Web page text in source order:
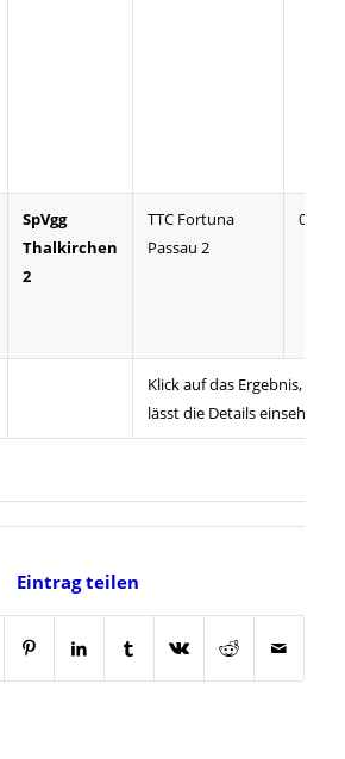
SpVgg
Thalkirchen
2
TTC Fortuna
Passau 2
03:07
Klick auf das Ergebnis,
lässt die Details einsehen
Eintrag teilen